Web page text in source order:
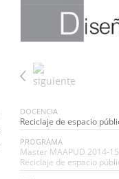
DOCENCIA
Reciclaje de espacio
PROGRAMA
Master MAAPUD 2014-15
Reciclaje de espacio